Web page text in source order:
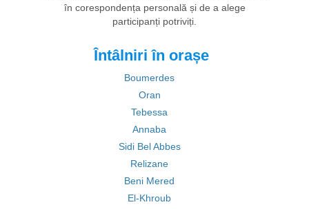
în corespondența personală și de a alege
participanți potriviți.
Întâlniri în orașe
Boumerdes
Oran
Tebessa
Annaba
Sidi Bel Abbes
Relizane
Beni Mered
El-Khroub